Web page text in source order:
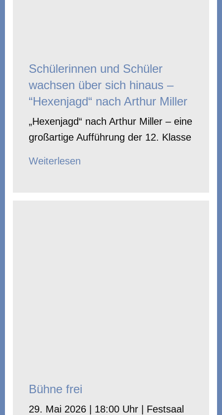
Schülerinnen und Schüler
wachsen über sich hinaus –
“Hexenjagd“ nach Arthur Miller
„Hexenjagd“ nach Arthur Miller – eine
großartige Aufführung der 12. Klasse
Weiterlesen
Bühne frei
29. Mai 2026 | 18:00 Uhr | Festsaal